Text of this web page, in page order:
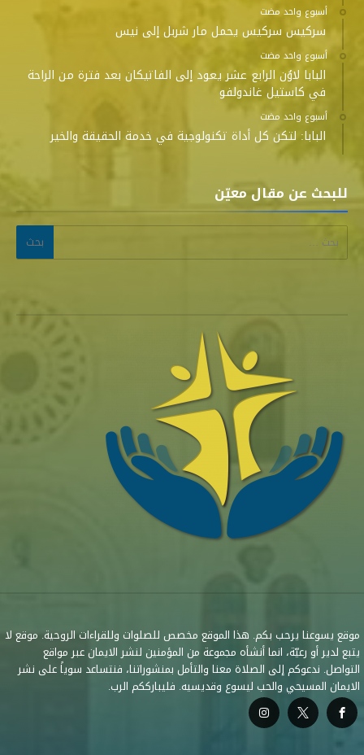
‫‫‫‏‫أسبوع واحد مضت‬
سركيس سركيس يحمل مار شربل إلى نيس
‫‫‫‏‫أسبوع واحد مضت‬
البابا لاوُن الرابع عشر يعود إلى الفاتيكان بعد فترة من الراحة
في كاستيل غاندولفو
‫‫‫‏‫أسبوع واحد مضت‬
البابا: لتكن كل أداة تكنولوجية في خدمة الحقيقة والخير
للبحث عن مقال معيّن
البحث عن:
موقع يسوعنا يرحب بكم. هذا الموقع مخصص للصلوات وللقراءات الروحية. موقع لا
يتبع لدير أو رعيّة، انما أنشأه مجموعة من المؤمنين لنشر الايمان عبر مواقع
التواصل. ندعوكم إلى الصلاة معنا والتأمل بمنشوراتنا، فنتساعد سوياً على نشر
الايمان المسيحي والحب ليسوع وقديسيه. فليبارككم الرب.